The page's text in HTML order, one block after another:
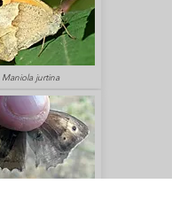
Maniola jurtina